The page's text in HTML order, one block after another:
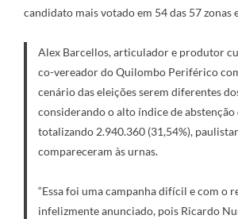
candidato mais votado em 54 das 57 zonas
Alex Barcellos, articulador e produtor
co-vereador do Quilombo Periférico
cenário das eleições serem diferentes
considerando o alto índice de abstenção
totalizando 2.940.360 (31,54%),
compareceram às urnas.
“Essa foi uma campanha difícil e com o
infelizmente anunciado, pois Ricardo